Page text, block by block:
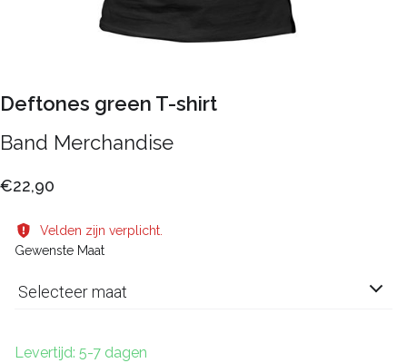
Deftones green T-shirt
Band Merchandise
€22,90
Velden zijn verplicht.
Gewenste Maat
Selecteer maat
Levertijd: 5-7 dagen